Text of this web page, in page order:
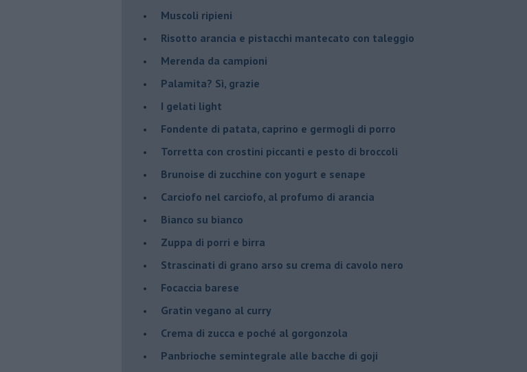
Muscoli ripieni
Risotto arancia e pistacchi mantecato con taleggio
Merenda da campioni
Palamita? Sì, grazie
I gelati light
Fondente di patata, caprino e germogli di porro
Torretta con crostini piccanti e pesto di broccoli
Brunoise di zucchine con yogurt e senape
Carciofo nel carciofo, al profumo di arancia
Bianco su bianco
Zuppa di porri e birra
Strascinati di grano arso su crema di cavolo nero
Focaccia barese
Gratin vegano al curry
Crema di zucca e poché al gorgonzola
Panbrioche semintegrale alle bacche di goji